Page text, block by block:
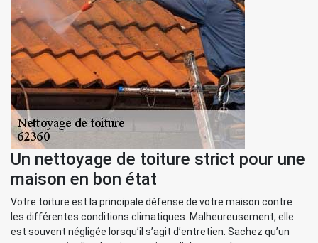
Un nettoyage de toiture strict pour une
maison en bon état
Votre toiture est la principale défense de votre maison contre
les différentes conditions climatiques. Malheureusement, elle
est souvent négligée lorsqu’il s’agit d’entretien. Sachez qu’un